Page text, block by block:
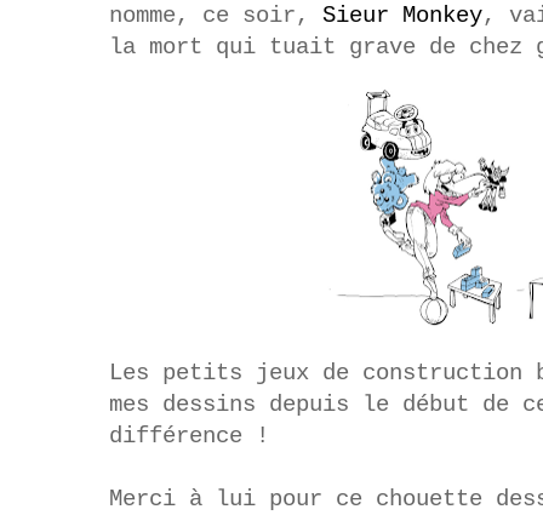
nomme, ce soir, Sieur Monkey,
la mort qui tuait grave de chez
Les petits jeux de construction
mes dessins depuis le début
différence !
Merci à lui pour ce chouette